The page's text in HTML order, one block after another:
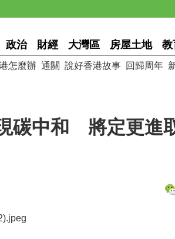
政治 財經 大灣區 房屋土地 教
怎麼辦 通關 說好香港故事 回歸周年
碳中和 將定更進